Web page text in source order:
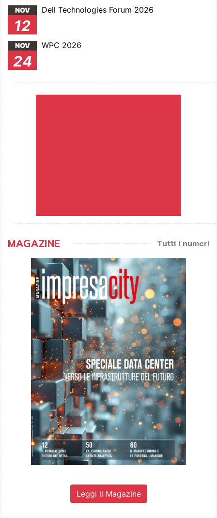
NOV
12
Dell Technologies Forum 2026
NOV
24
WPC 2026
MAGAZINE Tutti i numeri
Leggi il Magazine